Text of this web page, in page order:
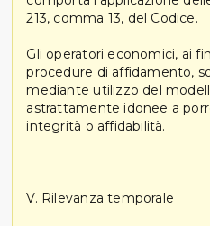
213, comma 13, del Codice.
Gli operatori economici, ai
procedure di affidamento,
mediante utilizzo del
astrattamente idonee a
integrità o affidabilità.
V. Rilevanza temporale